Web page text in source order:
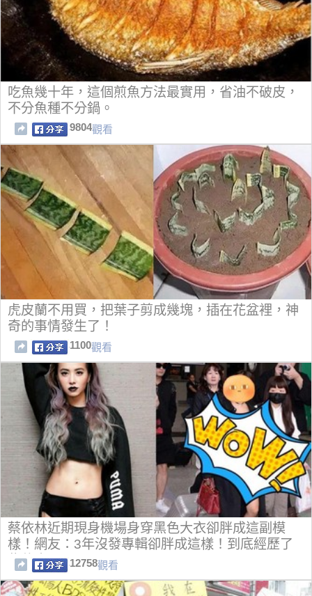
吃魚幾十年，這個煎魚方法最實用，省油不破皮，
不分魚種不分鍋。
9804觀看
虎皮蘭不用買，把葉子剪成幾塊，插在花盆裡，神
奇的事情發生了！
1100觀看
蔡依林近期現身機場身穿黑色大衣卻胖成這副模
樣！網友：3年沒發專輯卻胖成這樣！到底經歷了
些什麼？
12758觀看